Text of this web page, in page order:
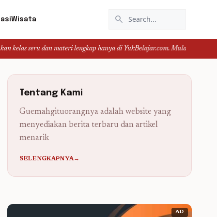
Wisata search
materi lengkap hanya di YukBelajar.com. Mulai langkah suksesmu
Tentang Kami
Guemahgituorangnya adalah website yang
menyediakan berita terbaru dan artikel
menarik
SELENGKAPNYA→
AD